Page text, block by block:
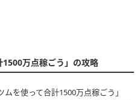
万点稼ごう」の攻略
を使って合計1500万点稼ごう」